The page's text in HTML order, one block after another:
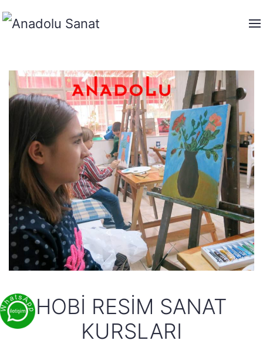
HOBI RESIM SANAT
KURSLARI